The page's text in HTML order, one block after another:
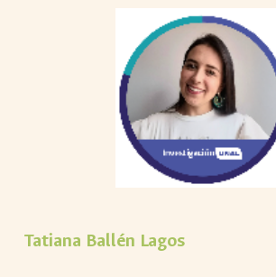
Tatiana Ballén Lagos